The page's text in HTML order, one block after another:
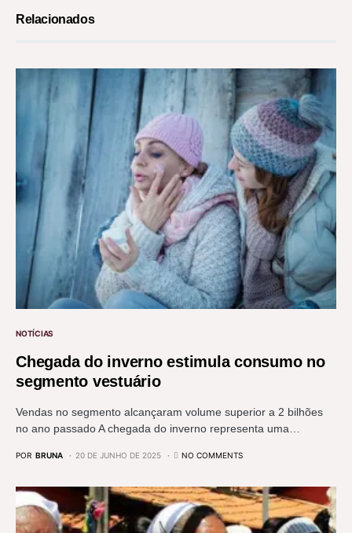
Relacionados
NOTÍCIAS
Chegada do inverno estimula consumo no
segmento vestuário
Vendas no segmento alcançaram volume superior a 2 bilhões
no ano passado A chegada do inverno representa uma…
POR BRUNA 20 DE JUNHO DE 2025 NO COMMENTS